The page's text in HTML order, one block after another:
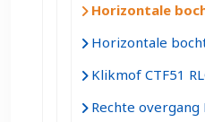
Horizontale
Horizontale
Klikmof CTF51
Rechte